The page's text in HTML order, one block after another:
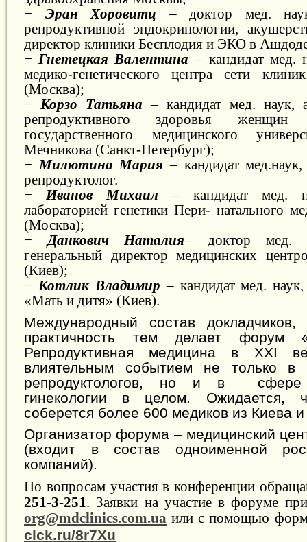
−
Эран Хоровитц – доктор мед.
репродуктивной эндокринологии,
директор клиники Бесплодия и ЭКО в
− Гнетецкая Валентина – кандидат мед.
медико-генетического центра сети
(Москва);
−
Корзо Татьяна– кандидат мед. наук,
репродуктивного здоровья женщин
государственного медицинского
Мечникова (Санкт-Петербург);
− Милютина Мария– кандидат мед.
репродуктолог.
−
Иванов Михаил – кандидат мед.
лабораторией генетики Пери- натального
(Москва);
−
Данкович Наталия– доктор мед.
генеральный директор медицинских
(Киев);
− Котлик Владимир – кандидат мед.
«Мать и дитя» (Киев).
Международный состав докладчиков,
практичность тем делает
Репродуктивная медицина в XXI
влиятельным событием не только в
репродуктологов, но и в сфере
гинекологии в целом. Ожидается,
соберется более 600 медиков из Киева
Организатор форума – медицинский
(входит в состав одноименной
компаний).
По вопросам участия в конференции
251-3-251. Заявки на участие в форуме
org@mdclinics.com.ua или с помощью
clck.ru/8r7Xu